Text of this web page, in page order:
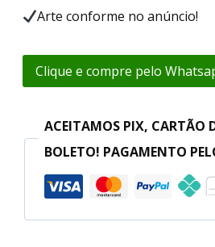
Arte conforme no anúncio!
Clique e compre pelo
ACEITAMOS PIX, CARTÃO
BOLETO! PAGAMENTO